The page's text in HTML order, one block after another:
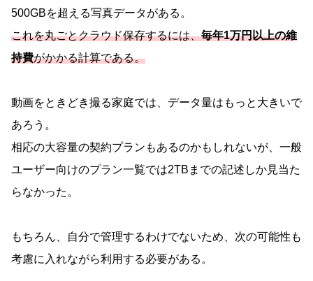
500GBを超える写真データがある。
これを丸ごとクラウド保存するには、毎年1万円以上の維
持費がかかる計算である。
動画をときどき撮る家庭では、データ量はもっと大きいで
あろう。
相応の大容量の契約プランもあるのかもしれないが、一般
ユーザー向けのプラン一覧では2TBまでの記述しか見当た
らなかった。
もちろん、自分で管理するわけでないため、次の可能性も
考慮に入れながら利用する必要がある。